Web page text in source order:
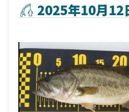
2025年10月12